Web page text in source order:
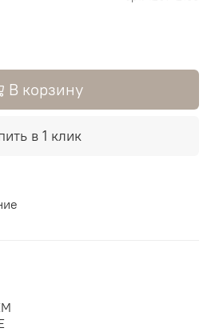
В корзину
в 1 клик